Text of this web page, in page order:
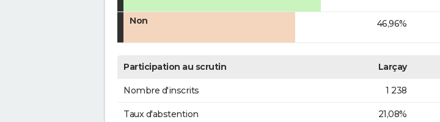
Non 46,96%
Participation au scrutin Larçay
Nombre d'inscrits 1 238
Taux d'abstention 21,08%